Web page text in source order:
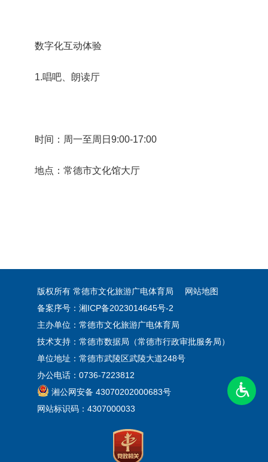
数字化互动体验
1.唱吧、朗读厅
时间：周一至周日9:00-17:00
地点：常德市文化馆大厅
版权所有 常德市文化旅游广电体育局
网站地图
备案序号：湘ICP备2023014645号-2
主办单位：常德市文化旅游广电体育局
技术支持：常德市数据局（常德市行政审批服务局）
单位地址：常德市武陵区武陵大道248号
办公电话：0736-7223812
湘公网安备 43070202000683号
网站标识码：4307000033